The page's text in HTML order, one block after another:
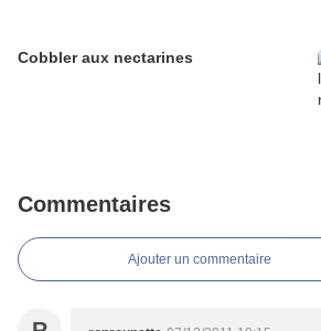
Cobbler aux nectarines
Commentaires
Ajouter un commentaire